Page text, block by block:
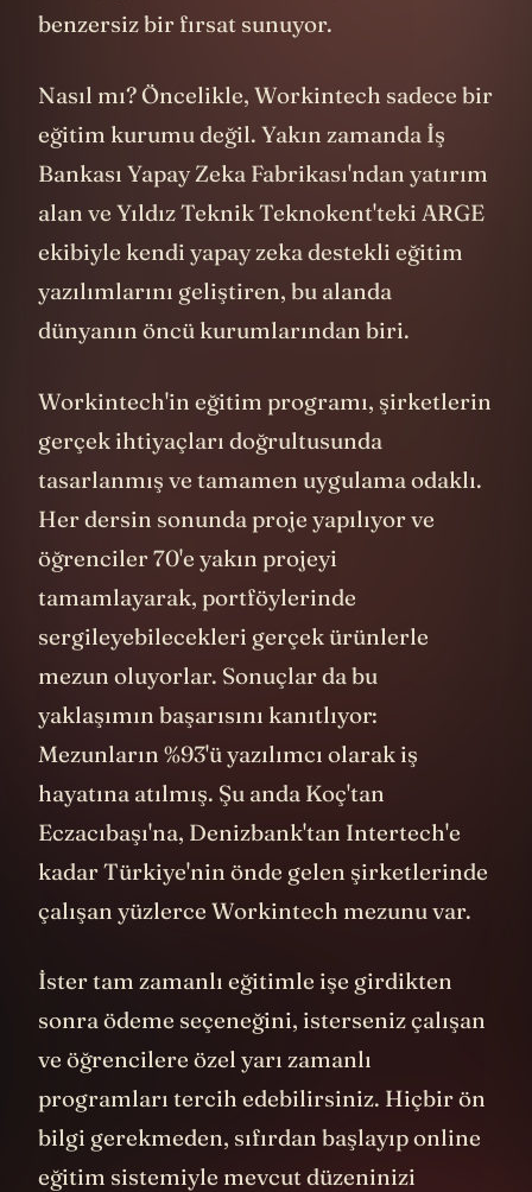
zeka çağına hazırlanmanız için size
Nasıl mı? Öncelikle, Workintech sadece bir
eğitim kurumu değil. Yakın zamanda İş
Bankası Yapay Zeka Fabrikası'ndan yatırım
alan ve Yıldız Teknik Teknokent'teki ARGE
ekibiyle kendi yapay zeka destekli eğitim
yazılımlarını geliştiren, bu alanda
Workintech'in eğitim programı, şirketlerin
gerçek ihtiyaçları doğrultusunda
tasarlanmış ve tamamen uygulama odaklı.
Her dersin sonunda proje yapılıyor ve
öğrenciler 70'e yakın projeyi
tamamlayarak, portföylerinde
sergileyebilecekleri gerçek ürünlerle
mezun oluyorlar. Sonuçlar da bu
yaklaşımın başarısını kanıtlıyor:
Mezunların %93'ü yazılımcı olarak iş
hayatına atılmış. Şu anda Koç'tan
Eczacıbaşı'na, Denizbank'tan Intertech'e
kadar Türkiye'nin önde gelen şirketlerinde
İster tam zamanlı eğitimle işe girdikten
sonra ödeme seçeneğini, isterseniz çalışan
ve öğrencilere özel yarı zamanlı
programları tercih edebilirsiniz. Hiçbir ön
bilgi gerekmeden, sıfırdan başlayıp online